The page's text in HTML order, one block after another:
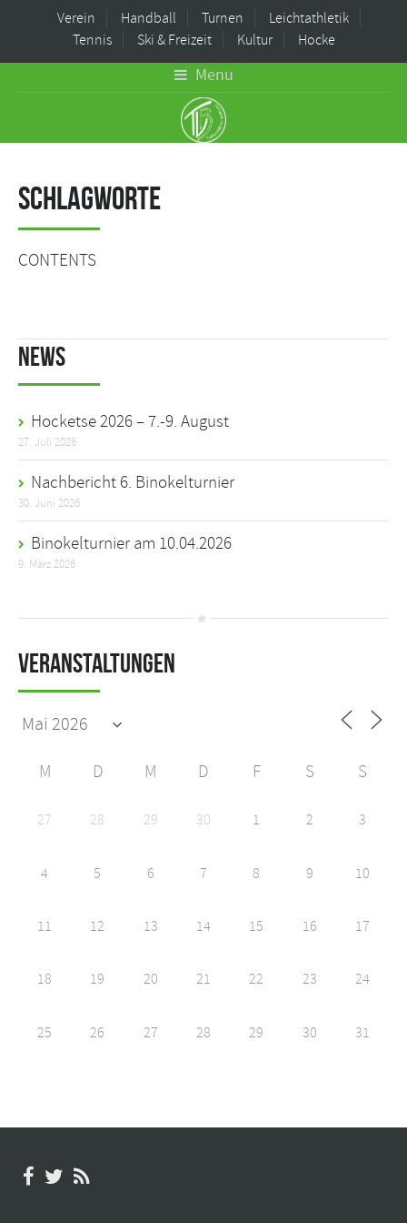
Verein Handball Turnen
Leichtathletik
Tennis
Ski & Freizeit Kultur Hocke
Menu
Schlagworte
CONTENTS
News
Hocketse 2026 – 7.-9. August
27. Juli 2026
Nachbericht 6. Binokelturnier
30. Juni 2026
Binokelturnier am 10.04.2026
9. März 2026
Veranstaltungen
M D M D F S S
27 28 29 30 1 2 3
4 5 6 7 8 9 10
11 12 13 14 15 16 17
18 19 20 21 22 23 24
25 26 27 28 29 30 31